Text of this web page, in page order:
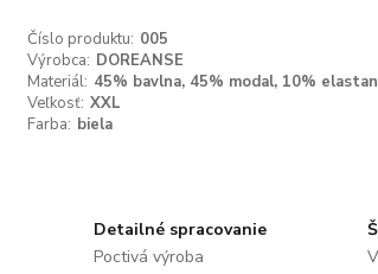
Číslo produktu: 005
Výrobca: DOREANSE
Materiál: 45% bavlna, 45% modal, 10% elastan
Veľkosť: XXL
Farba: biela
Detailné spracovanie
Poctivá výroba